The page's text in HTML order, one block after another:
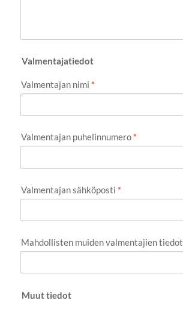
Valmentajatiedot
Valmentajan nimi *
Valmentajan puhelinnumero *
Valmentajan sähköposti *
Mahdollisten muiden valmentajien tiedot
Muut tiedot